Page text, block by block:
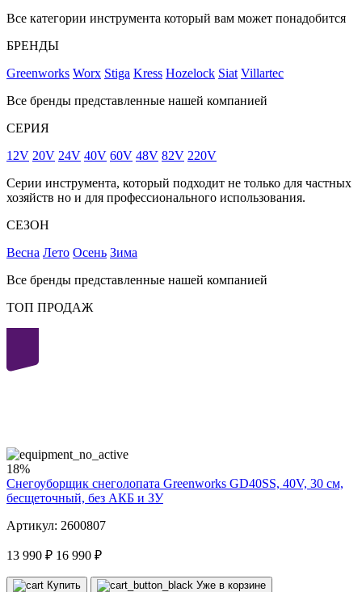
Все категории инструмента который вам может понадобится
БРЕНДЫ
Greenworks Worx Stiga Kress Hozelock Siat Villartec
Все бренды представленные нашей компанией
СЕРИЯ
12V 20V 24V 40V 60V 48V 82V 220V
Серии инструмента, который подходит не только для частных
хозяйств но и для профессионального использования.
СЕЗОН
Весна Лето Осень Зима
Все бренды представленные нашей компанией
ТОП ПРОДАЖ
18%
Снегоуборщик снеголопата Greenworks GD40SS, 40V, 30 см,
бесщеточный, без АКБ и ЗУ
Артикул: 2600807
13 990 ₽ 16 990 ₽
Купить Уже в корзине